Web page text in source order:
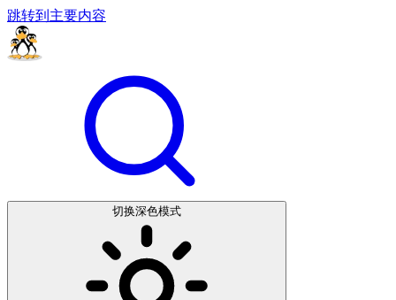
跳转到主要内容
切换深色模式